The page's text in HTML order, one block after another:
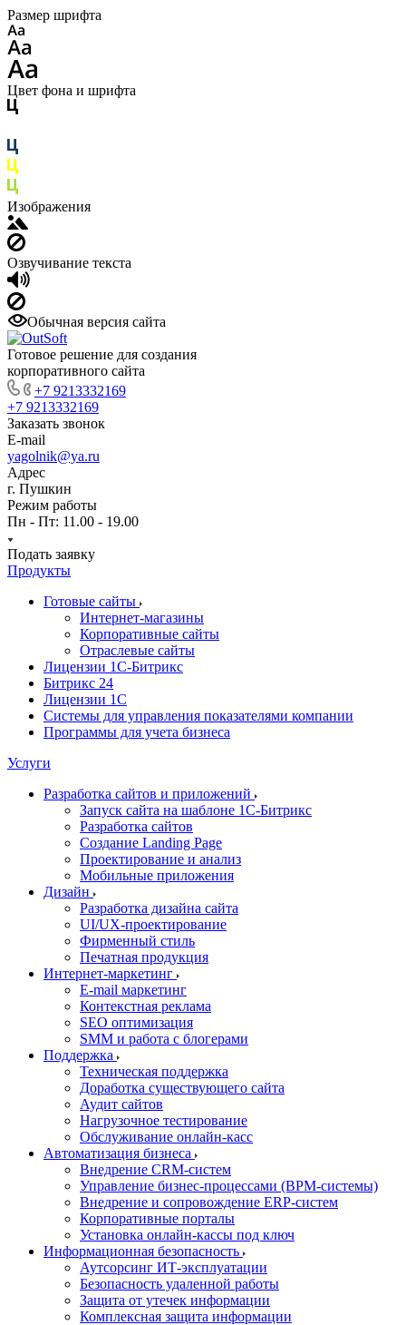
Размер шрифта
Цвет фона и шрифта
Изображения
Озвучивание текста
Обычная версия сайта
Готовое решение для создания
корпоративного сайта
+7 9213332169
+7 9213332169
Заказать звонок
E-mail
yagolnik@ya.ru
Адрес
г. Пушкин
Режим работы
Пн - Пт: 11.00 - 19.00
Подать заявку
Продукты
Готовые сайты
Интернет-магазины
Корпоративные сайты
Отраслевые сайты
Лицензии 1С-Битрикс
Битрикс 24
Лицензии 1С
Системы для управления показателями компании
Программы для учета бизнеса
Услуги
Разработка сайтов и приложений
Запуск сайта на шаблоне 1С-Битрикс
Разработка сайтов
Создание Landing Page
Проектирование и анализ
Мобильные приложения
Дизайн
Разработка дизайна сайта
UI/UX-проектирование
Фирменный стиль
Печатная продукция
Интернет-маркетинг
E-mail маркетинг
Контекстная реклама
SEO оптимизация
SMM и работа с блогерами
Поддержка
Техническая поддержка
Доработка существующего сайта
Аудит сайтов
Нагрузочное тестирование
Обслуживание онлайн-касс
Автоматизация бизнеса
Внедрение CRM-систем
Управление бизнес-процессами (BPM-системы)
Внедрение и сопровождение ERP-систем
Корпоративные порталы
Установка онлайн-кассы под ключ
Информационная безопасность
Аутсорсинг ИТ-эксплуатации
Безопасность удаленной работы
Защита от утечек информации
Комплексная защита информации